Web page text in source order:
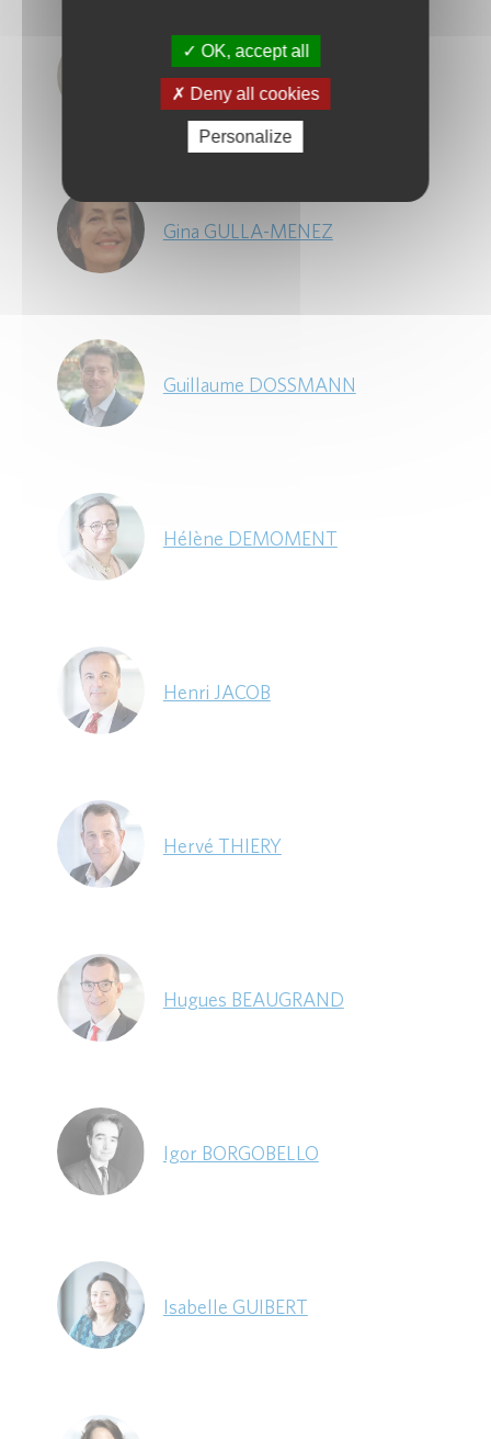
Gilles DREYFUSS
Gina GULLA-MENEZ
Guillaume DOSSMANN
Hélène DEMOMENT
Henri JACOB
Hervé THIERY
Hugues BEAUGRAND
Igor BORGOBELLO
Isabelle GUIBERT
OK, accept all
Deny all cookies
Personalize